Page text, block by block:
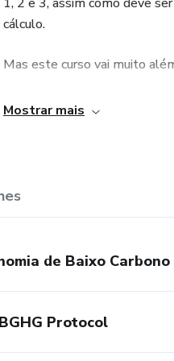
cálculo.
Mas este curso vai muito
Baseado na experiência de
Mostrar mais
de Baixo Carbono
Protocol